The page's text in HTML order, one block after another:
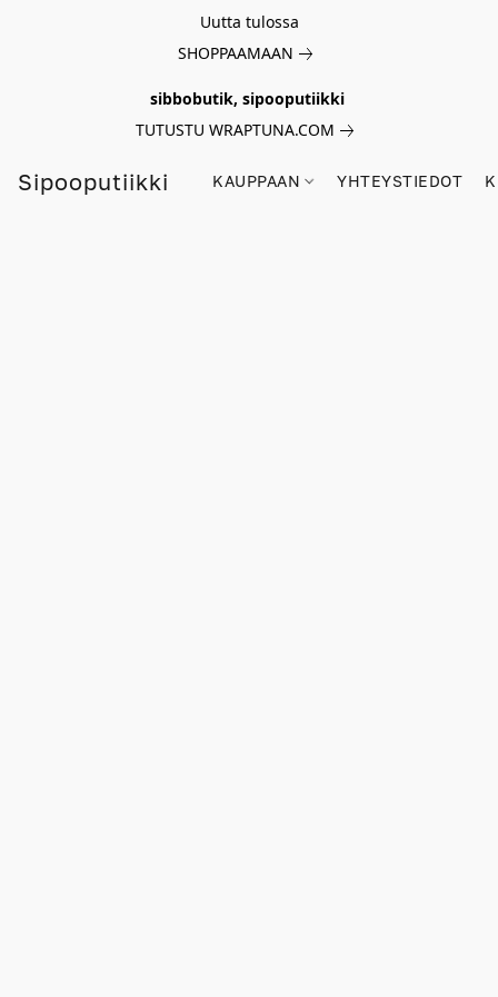
Uutta tulossa
SHOPPAAMAAN
sibbobutik, sipooputiikki
TUTUSTU WRAPTUNA.COM
Sipooputiikki KAUPPAAN YHTEYSTIEDOT